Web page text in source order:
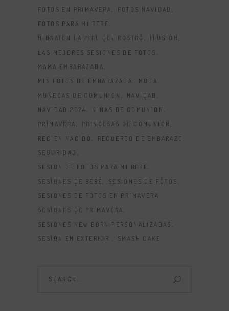
FOTOS EN PRIMAVERA
FOTOS NAVIDAD
FOTOS PARA MI BEBE
HIDRATEN LA PIEL DEL ROSTRO
ILUSIÓN
LAS MEJORES SESIONES DE FOTOS
MAMA EMBARAZADA
MIS FOTOS DE EMBARAZADA
MODA
MUÑECAS DE COMUNION
NAVIDAD
NAVIDAD 2024
NIÑAS DE COMUNION
PRIMAVERA
PRINCESAS DE COMUNION
RECIEN NACIDO
RECUERDO DE EMBARAZO
SEGURIDAD
SESION DE FOTOS PARA MI BEBE
SESIONES DE BEBÉ
SESIONES DE FOTOS
SESIONES DE FOTOS EN PRIMAVERA
SESIONES DE PRIMAVERA
SESIONES NEW BORN PERSONALIZADAS
SESIÓN EN EXTERIOR.
SMASH CAKE